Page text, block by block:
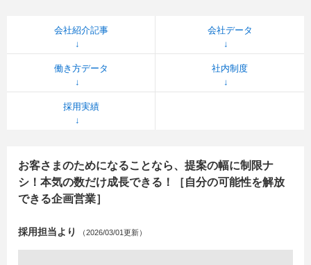
会社紹介記事 会社データ
働き方データ 社内制度
採用実績
お客さまのためになることなら、提案の幅に制限ナ
シ！本気の数だけ成長できる！［自分の可能性を解放
できる企画営業］
採用担当より （2026/03/01更新）